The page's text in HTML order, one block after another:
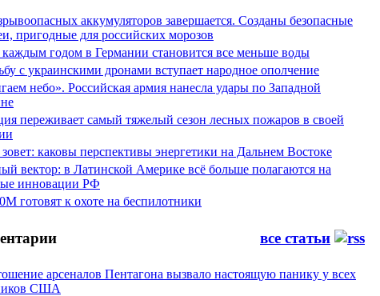
аккумуляторов завершается. Созданы безопасные
пригодные для российских морозов
каждым годом в Германии становится все меньше воды
с украинскими дронами вступает народное ополчение
небо». Российская армия нанесла удары по Западной
переживает самый тяжелый сезон лесных пожаров в своей
каковы перспективы энергетики на Дальнем Востоке
вектор: в Латинской Америке всё больше полагаются на
инновации РФ
готовят к охоте на беспилотники
все статьи
арсеналов Пентагона вызвало настоящую панику у всех
США